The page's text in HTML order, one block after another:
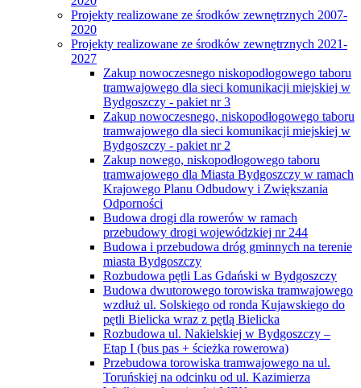
Projekty realizowane ze środków zewnętrznych 2007-
2020
Projekty realizowane ze środków zewnętrznych 2021-
2027
Zakup nowoczesnego niskopodłogowego taboru
tramwajowego dla sieci komunikacji miejskiej w
Bydgoszczy - pakiet nr 3
Zakup nowoczesnego, niskopodłogowego taboru
tramwajowego dla sieci komunikacji miejskiej w
Bydgoszczy - pakiet nr 2
Zakup nowego, niskopodłogowego taboru
tramwajowego dla Miasta Bydgoszczy w ramach
Krajowego Planu Odbudowy i Zwiększania
Odporności
Budowa drogi dla rowerów w ramach
przebudowy drogi wojewódzkiej nr 244
Budowa i przebudowa dróg gminnych na terenie
miasta Bydgoszczy
Rozbudowa pętli Las Gdański w Bydgoszczy
Budowa dwutorowego torowiska tramwajowego
wzdłuż ul. Solskiego od ronda Kujawskiego do
pętli Bielicka wraz z pętlą Bielicka
Rozbudowa ul. Nakielskiej w Bydgoszczy –
Etap I (bus pas + ścieżka rowerowa)
Przebudowa torowiska tramwajowego na ul.
Toruńskiej na odcinku od ul. Kazimierza